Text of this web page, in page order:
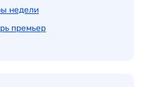
недели
премьер